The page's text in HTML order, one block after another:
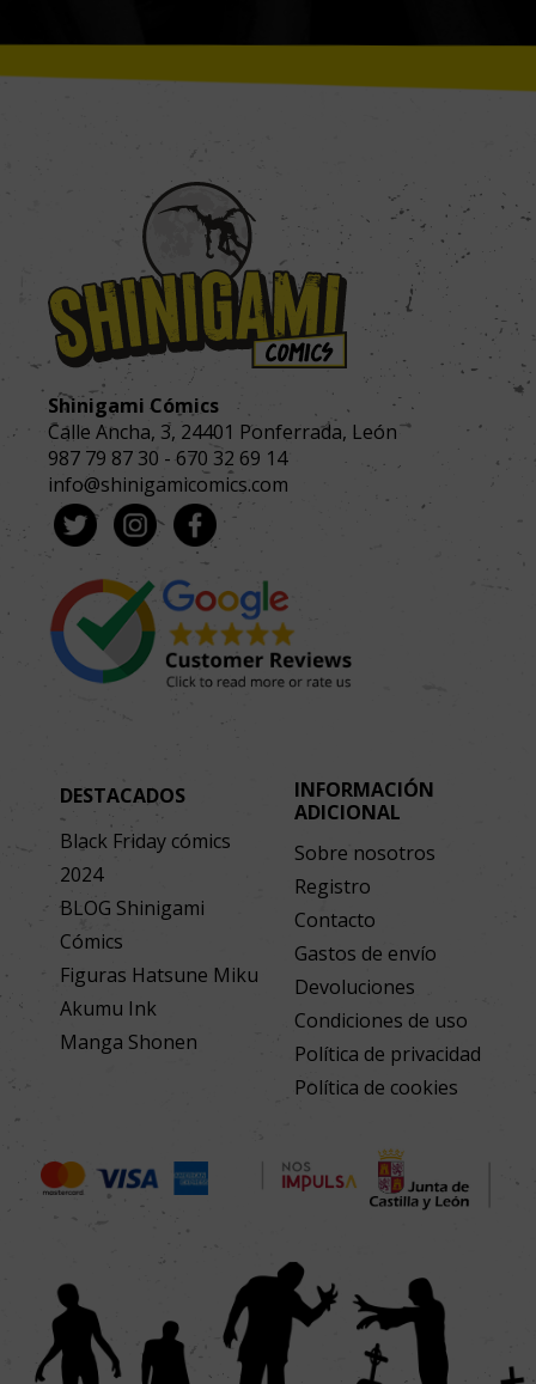
Shinigami Cómics
Calle Ancha, 3, 24401 Ponferrada, León
987 79 87 30 - 670 32 69 14
info@shinigamicomics.com
DESTACADOS
Black Friday cómics
2024
BLOG Shinigami
Cómics
Figuras Hatsune Miku
Akumu Ink
Manga Shonen
INFORMACIÓN
ADICIONAL
Sobre nosotros
Registro
Contacto
Gastos de envío
Devoluciones
Condiciones de uso
Política de privacidad
Política de cookies